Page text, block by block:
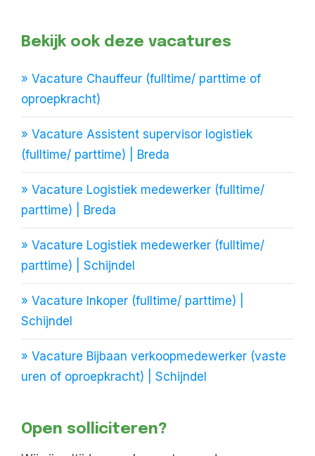
Bekijk ook deze vacatures
» Vacature Chauffeur (fulltime/ parttime of
oproepkracht)
» Vacature Assistent supervisor logistiek
(fulltime/ parttime) | Breda
» Vacature Logistiek medewerker (fulltime/
parttime) | Breda
» Vacature Logistiek medewerker (fulltime/
parttime) | Schijndel
» Vacature Inkoper (fulltime/ parttime) |
Schijndel
» Vacature Bijbaan verkoopmedewerker (vaste
uren of oproepkracht) | Schijndel
Open solliciteren?